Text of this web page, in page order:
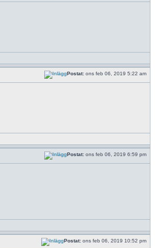
Postat: ons feb 06, 2019 5:22 am
Postat: ons feb 06, 2019 6:59 pm
Postat: ons feb 06, 2019 10:52 pm